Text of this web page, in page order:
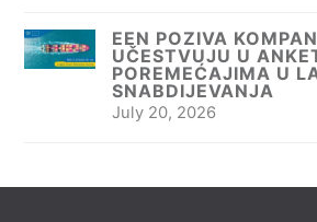
EEN POZIVA
UČESTVUJU U
POREMEĆAJIMA U
SNABDIJEVANJA
July 20, 2026